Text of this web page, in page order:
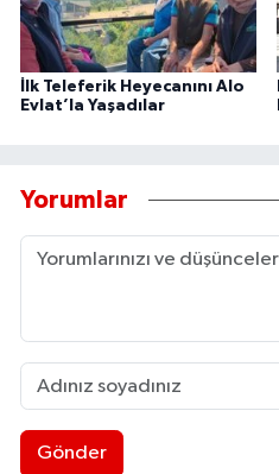
İlk Teleferik Heyecanını Alo
Evlat’la Yaşadılar
Yorumlar
Gönder